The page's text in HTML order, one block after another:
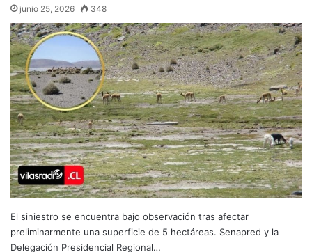
junio 25, 2026 348
El siniestro se encuentra bajo observación tras afectar
preliminarmente una superficie de 5 hectáreas. Senapred y la
Delegación Presidencial Regional…